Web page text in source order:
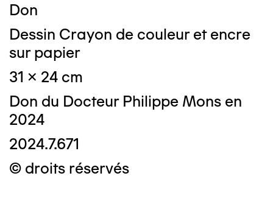
Don
Dessin Crayon de couleur et encre
sur papier
31 x 24 cm
Don du Docteur Philippe Mons en
2024
2024.7.671
© droits réservés